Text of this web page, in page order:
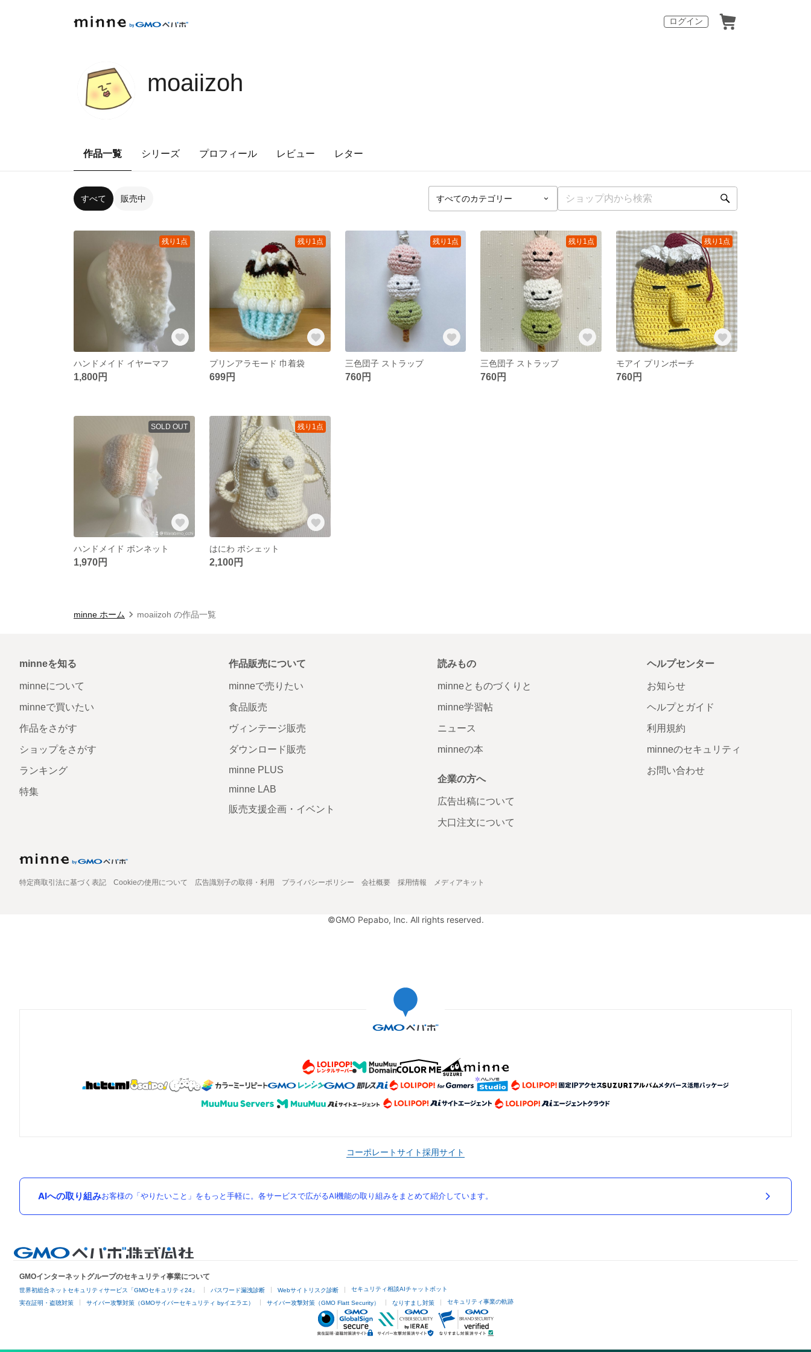
ログイン
moaiizoh
作品一覧 シリーズ プロフィール レビュー レター
すべて 販売中
残り1点
ハンドメイド イヤーマフ
1,800円
残り1点
プリンアラモード 巾着袋
699円
残り1点
三色団子 ストラップ
760円
残り1点
三色団子 ストラップ
760円
残り1点
モアイ プリンポーチ
760円
SOLD OUT
ハンドメイド ボンネット
1,970円
残り1点
はにわ ポシェット
2,100円
minne ホーム moaiizoh の作品一覧
minneを知る
minneについて
minneで買いたい
作品をさがす
ショップをさがす
ランキング
特集
作品販売について
minneで売りたい
食品販売
ヴィンテージ販売
ダウンロード販売
minne PLUS
minne LAB
販売支援企画・イベント
読みもの
minneとものづくりと
minne学習帖
ニュース
minneの本
企業の方へ
広告出稿について
大口注文について
ヘルプセンター
お知らせ
ヘルプとガイド
利用規約
minneのセキュリティ
お問い合わせ
特定商取引法に基づく表記 Cookieの使用について 広告識別子の取得・利用 プライバシーポリシー 会社概要 採用情報 メディアキット
©GMO Pepabo, Inc. All rights reserved.
コーポレートサイト採用サイト
AIへの取り組みお客様の「やりたいこと」をもっと手軽に。各サービスで広がるAI機能の取り組みをまとめて紹介しています。
GMOインターネットグループのセキュリティ事業について
世界初総合ネットセキュリティサービス「GMOセキュリティ24」 パスワード漏洩診断 Webサイトリスク診断 セキュリティ相談AIチャットボット
実在証明・盗聴対策 サイバー攻撃対策（GMOサイバーセキュリティ byイエラエ） サイバー攻撃対策（GMO Flatt Security） なりすまし対策 セキュリティ事業の軌跡